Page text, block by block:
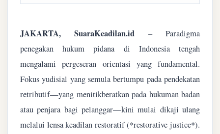
JAKARTA, SuaraKeadilan.id – Paradigma
penegakan hukum pidana di Indonesia tengah
mengalami pergeseran orientasi yang fundamental.
Fokus yudisial yang semula bertumpu pada pendekatan
retributif—yang menitikberatkan pada hukuman badan
atau penjara bagi pelanggar—kini mulai dikaji ulang
melalui lensa keadilan restoratif (*restorative justice*).